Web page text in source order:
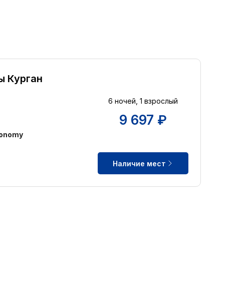
Курган
6 ночей, 1 взрослый
9 697 ₽
Наличие мест